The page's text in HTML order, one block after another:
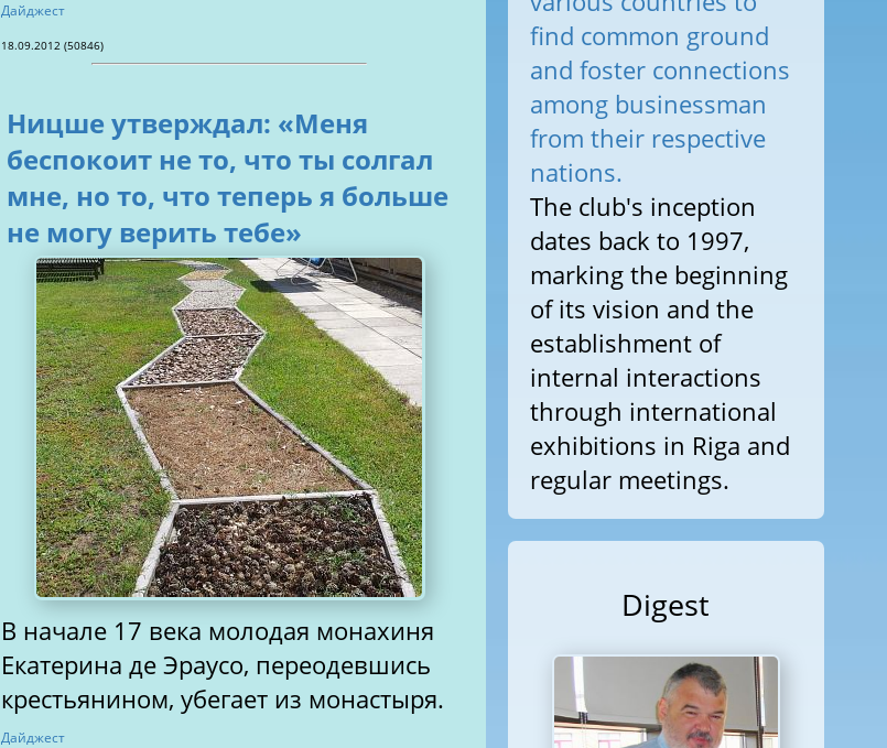
Дайджест
18.09.2012 (50846)
Ницше утверждал: «Меня
беспокоит не то, что ты солгал
мне, но то, что теперь я больше
не могу верить тебе»
В начале 17 века молодая монахиня
Екатерина де Эраусо, переодевшись
крестьянином, убегает из монастыря.
Дайджест
find common ground
and foster connections
among businessman
from their respective
nations.
The club's inception
dates back to 1997,
marking the beginning
of its vision and the
establishment of
internal interactions
through international
exhibitions in Riga and
regular meetings.
Digest